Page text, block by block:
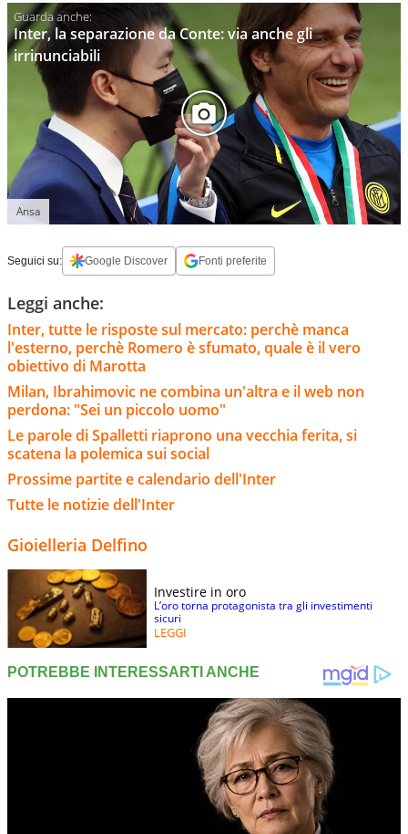
Inter, la separazione da Conte: via anche gli
irrinunciabili
Ansa
Seguici su: Google Discover Fonti preferite
Leggi anche:
Inter, tutte le risposte sul mercato: perchè manca
l'esterno, perchè Romero è sfumato, quale è il vero
obiettivo di Marotta
Milan, Ibrahimovic ne combina un'altra e il web non
perdona: "Sei un piccolo uomo"
Le parole di Spalletti riaprono una vecchia ferita, si
scatena la polemica sui social
Prossime partite e calendario dell'Inter
Tutte le notizie dell'Inter
Gioielleria Delfino
Investire in oro
L’oro torna protagonista tra gli investimenti
sicuri
LEGGI